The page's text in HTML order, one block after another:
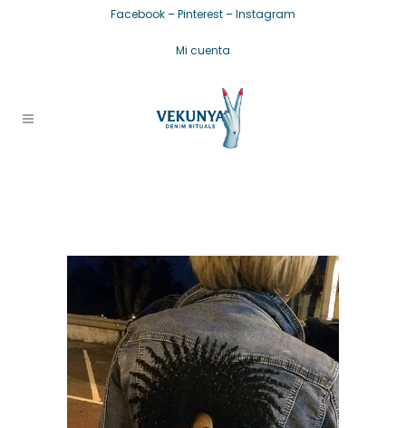
Facebook–Pinterest–Instagram
Mi cuenta